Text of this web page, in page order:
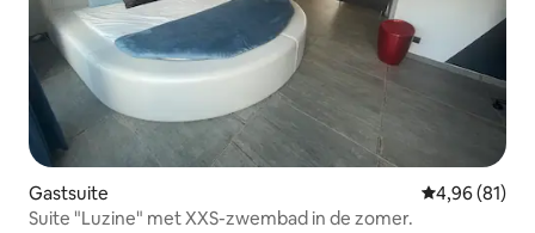
Gastsuite Gemiddelde
4,96 (81)
Suite "Luzine" met XXS-zwembad in de zomer.